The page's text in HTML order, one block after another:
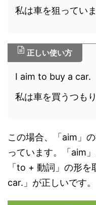
私は車を狙っていま
正しい使い方
I aim to buy a car.
私は車を買うつもり
この場合、「aim」
っています。「aim
「to + 動詞」の形
car.」が正しいです。